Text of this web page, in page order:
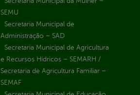
SEMU
Secretaria Municipal de
Administração – SAD
Secretaria Municipal de Agricultura
e Recursos Hídricos – SEMARH /
Secretaria de Agricultura Familiar –
SEMAF